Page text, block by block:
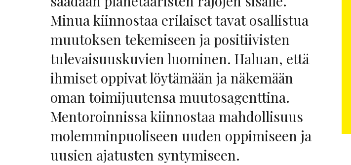
Minua kiinnostaa erilaiset tavat osallistua
muutoksen tekemiseen ja positiivisten
tulevaisuuskuvien luominen. Haluan, että
ihmiset oppivat löytämään ja näkemään
oman toimijuutensa muutosagenttina.
Mentoroinnissa kiinnostaa mahdollisuus
molemminpuoliseen uuden oppimiseen ja
uusien ajatusten syntymiseen.